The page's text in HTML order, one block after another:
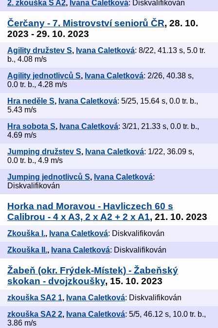
2. zkouška S A2, Ivana Caletková: Diskvalifikován
Čerčany - 7. Mistrovství seniorů ČR, 28. 10.
2023 - 29. 10. 2023
Agility družstev S, Ivana Caletková: 8/22, 41.13 s, 5.0 tr.
b., 4.08 m/s
Agility jednotlivců S, Ivana Caletková: 2/26, 40.38 s,
0.0 tr. b., 4.28 m/s
Hra neděle S, Ivana Caletková: 5/25, 15.64 s, 0.0 tr. b.,
5.43 m/s
Hra sobota S, Ivana Caletková: 3/21, 21.33 s, 0.0 tr. b.,
4.69 m/s
Jumping družstev S, Ivana Caletková: 1/22, 36.09 s,
0.0 tr. b., 4.9 m/s
Jumping jednotlivců S, Ivana Caletková:
Diskvalifikován
Horka nad Moravou - Havliczech 60 s
Calibrou - 4 x A3, 2 x A2 + 2 x A1, 21. 10. 2023
Zkouška I., Ivana Caletková: Diskvalifikován
Zkouška II., Ivana Caletková: Diskvalifikován
Žabeň (okr. Frýdek-Místek) - Žabeňský
skokan - dvojzkoušky, 15. 10. 2023
zkouška SA2 1, Ivana Caletková: Diskvalifikován
zkouška SA2 2, Ivana Caletková: 5/5, 46.12 s, 10.0 tr. b.,
3.86 m/s